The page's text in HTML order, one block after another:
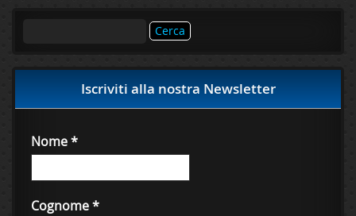
Iscriviti alla nostra Newsletter
Nome*
Cognome*